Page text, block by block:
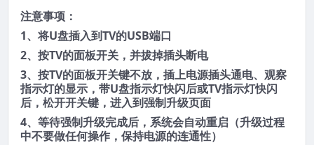
注意事项：
1、将U盘插入到TV的USB端口
2、按TV的面板开关，并拔掉插头断电
3、按TV的面板开关键不放，插上电源插头通电、观察
指示灯的显示，带U盘指示灯快闪后或TV指示灯快闪
后，松开开关键，进入到强制升级页面
4、等待强制升级完成后，系统会自动重启（升级过程
中不要做任何操作，保持电源的连通性）